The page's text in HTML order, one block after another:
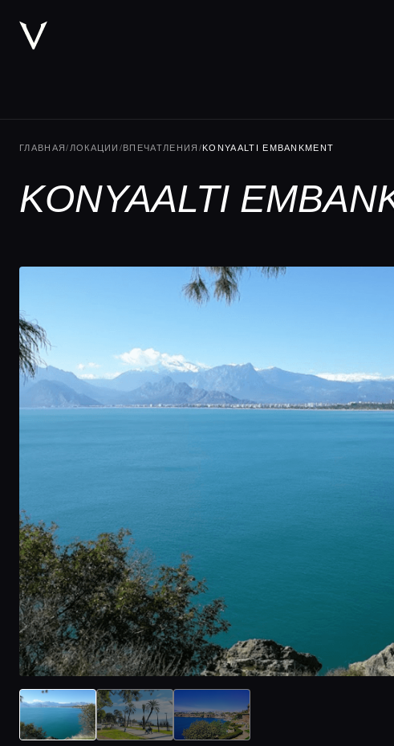
ГЛАВНАЯ/ ЛОКАЦИИ /ВПЕЧАТЛЕНИЯ /KONYAALTI EMBANKMENT
KONYAALTI